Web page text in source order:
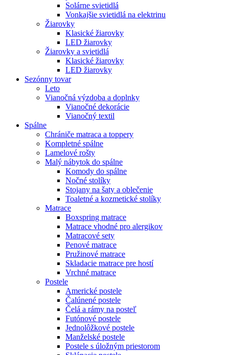
Solárne svietidlá
Vonkajšie svietidlá na elektrinu
Žiarovky
Klasické žiarovky
LED žiarovky
Žiarovky a svietidlá
Klasické žiarovky
LED žiarovky
Sezónny tovar
Leto
Vianočná výzdoba a doplnky
Vianočné dekorácie
Vianočný textil
Spálne
Chrániče matraca a toppery
Kompletné spálne
Lamelové rošty
Malý nábytok do spálne
Komody do spálne
Nočné stolíky
Stojany na šaty a oblečenie
Toaletné a kozmetické stolíky
Matrace
Boxspring matrace
Matrace vhodné pro alergikov
Matracové sety
Penové matrace
Pružinové matrace
Skladacie matrace pre hostí
Vrchné matrace
Postele
Americké postele
Čalúnené postele
Čelá a rámy na posteľ
Futónové postele
Jednolôžkové postele
Manželské postele
Postele s úložným priestorom